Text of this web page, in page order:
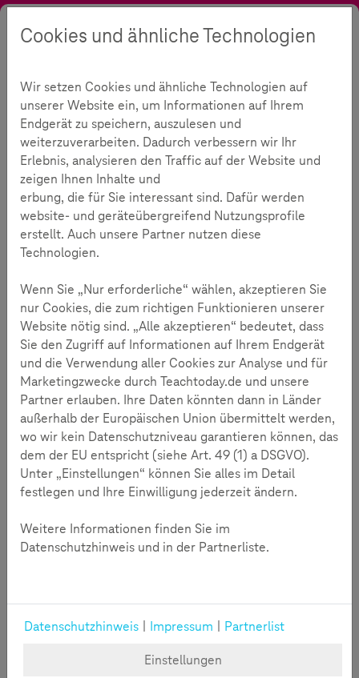
Suche Kontrast Sprache
Interview: "Apps bieten jede
Menge Chancen"
417
Lesezeit:10Minuten
Er ist einer der führenden Journalisten im Bereich
Kinder und digitale Medien.
Der Medienexperte leitet das Büro für Kindermedien in
Berlin und verleiht seit 2002 als Co-Initiator zusammen mit
dem Family Media Verlag den deutschen
Kindersoftwarepreis TOMMI. Mit ihm hat sich Teachtoday
über die Bedeutung vonApps und deren Chancen in der
Medienbildung von Kindern und Jugendlichen unterhalten.
Cookies und ähnliche Technologien
Wir setzen Cookies und ähnliche Technologien auf
unserer Website ein, um Informationen auf Ihrem
Endgerät zu speichern, auszulesen und
weiterzuverarbeiten. Dadurch verbessern wir Ihr
Erlebnis, analysieren den Traffic auf der Website und
zeigen Ihnen Inhalte und
erbung, die für Sie interessant sind. Dafür werden
website- und geräteübergreifend Nutzungsprofile
erstellt. Auch unsere Partner nutzen diese
Technologien.
Wenn Sie „Nur erforderliche“ wählen, akzeptieren Sie
nur Cookies, die zum richtigen Funktionieren unserer
Website nötig sind. „Alle akzeptieren“ bedeutet, dass
Sie den Zugriff auf Informationen auf Ihrem Endgerät
und die Verwendung aller Cookies zur Analyse und für
Marketingzwecke durch Teachtoday.de und unsere
Partner erlauben. Ihre Daten könnten dann in Länder
außerhalb der Europäischen Union übermittelt werden,
wo wir kein Datenschutzniveau garantieren können, das
dem der EU entspricht (siehe Art. 49 (1) a DSGVO).
Unter „Einstellungen“ können Sie alles im Detail
festlegen und Ihre Einwilligung jederzeit ändern.
Weitere Informationen finden Sie im
Datenschutzhinweis und in der Partnerliste.
Datenschutzhinweis Impressum
Partnerlist
Einstellungen